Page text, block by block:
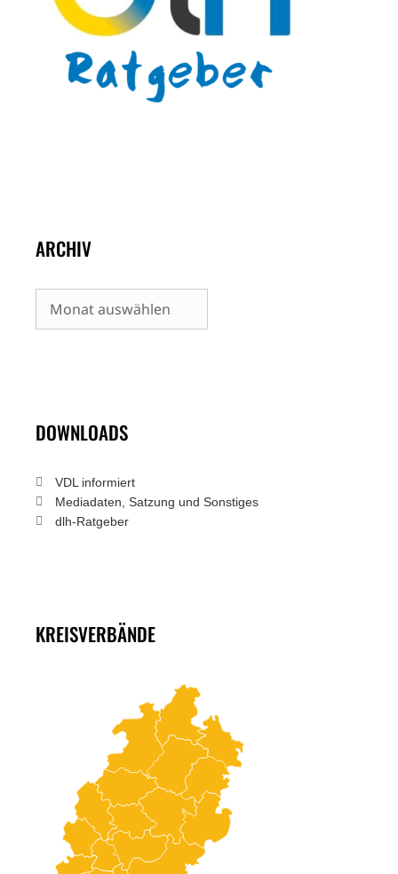
ARCHIV
Archiv
DOWNLOADS
VDL informiert
Mediadaten, Satzung und Sonstiges
dlh-Ratgeber
KREISVERBÄNDE